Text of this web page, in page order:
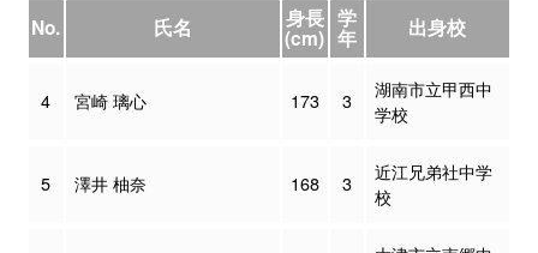
No. 氏名 身長
(cm)
学
年 出身校
4 宮崎 璃心 173 3
湖南市立甲西中
学校
5 澤井 柚奈 168 3
近江兄弟社中学
校